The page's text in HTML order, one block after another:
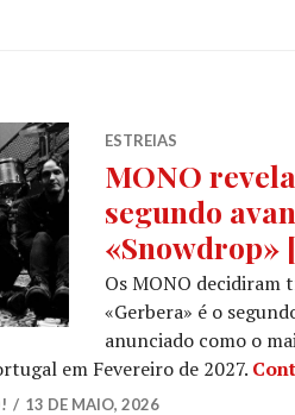
ESTREIAS
MONO
segundo
Os MONO
«Gerbera» é o
anunciado como o
em Fevereiro de 2027.
13 DE MAIO, 2026